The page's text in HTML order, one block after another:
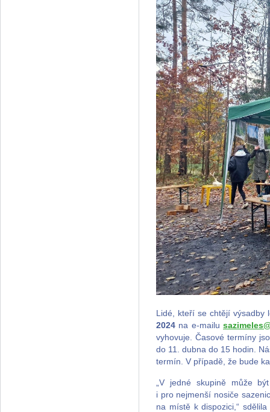
Lidé, kteří se chtějí
2024 na e-mailu
vyhovuje. Časové termíny
do 11. dubna do 15 hodin.
termín. V případě, že bude
„V jedné skupině může
i pro nejmenší nosiče
na místě k dispozici,“